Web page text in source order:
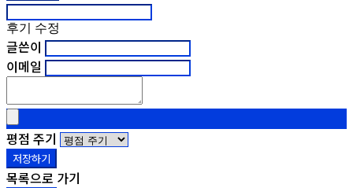
후기 수정
글쓴이
이메일
평점 주기
저장하기
목록으로 가기